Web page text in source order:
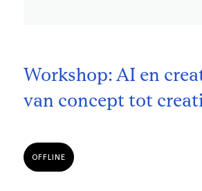
Workshop: AI en
van concept tot
OFFLINE